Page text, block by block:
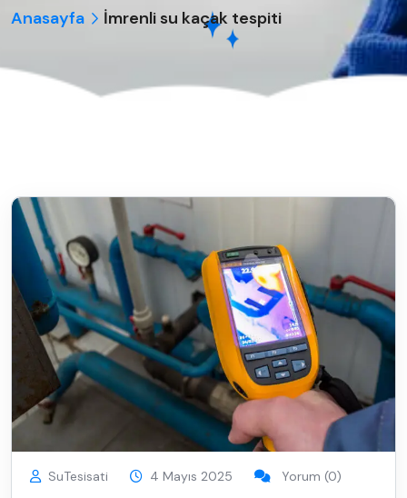
Anasayfa İmrenli su kaçak tespiti
SuTesisati 4 Mayıs 2025 Yorum (0)